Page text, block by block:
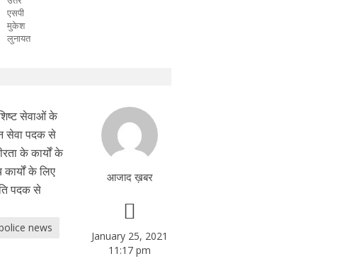
आजाद ख़बर
January 25, 2021
11:17 pm
सेवाओं के
सेवा पदक से
के कार्यों के
के लिए
पदक से
news